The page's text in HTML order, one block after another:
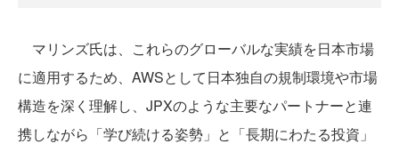
マリンズ氏は、これらのグローバルな実績を日本市場
に適用するため、AWSとして日本独自の規制環境や市場
構造を深く理解し、JPXのような主要なパートナーと連
携しながら「学び続ける姿勢」と「長期にわたる投資」